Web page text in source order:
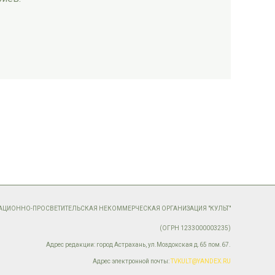
ПРОСВЕТИТЕЛЬСКАЯ НЕКОММЕРЧЕСКАЯ ОРГАНИЗАЦИЯ "КУЛЬТ"
(ОГРН 1233000003235)
Адрес редакции: город Астрахань, ул.Моздокская д.65 пом.67.
Адрес электронной почты:TVKULT@YANDEX.RU